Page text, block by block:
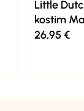
Little
kostim
26,95€